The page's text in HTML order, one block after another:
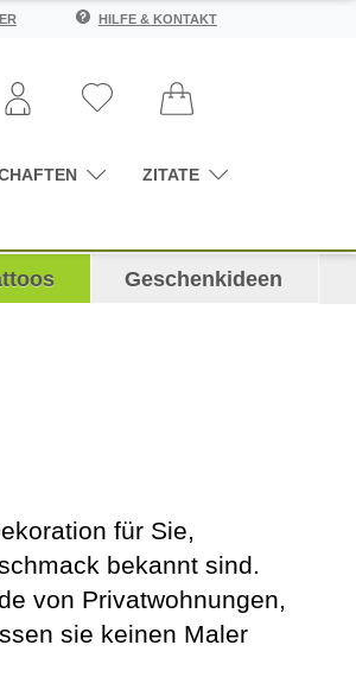
HILFE & KONTAKT
ZITATE
Geschenkideen
für Sie,
bekannt sind.
von Privatwohnungen,
sie keinen Maler